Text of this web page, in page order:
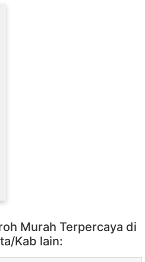
Murah Terpercaya di
Kab lain: